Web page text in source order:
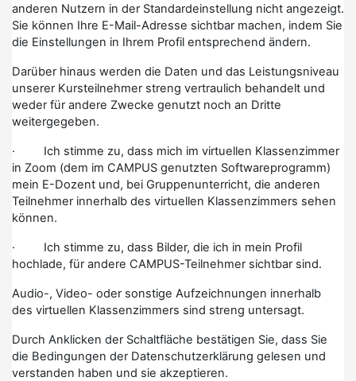
anderen Nutzern in der Standardeinstellung nicht angezeigt.
Sie können Ihre E-Mail-Adresse sichtbar machen, indem Sie
die Einstellungen in Ihrem Profil entsprechend ändern.
Darüber hinaus werden die Daten und das Leistungsniveau
unserer Kursteilnehmer streng vertraulich behandelt und
weder für andere Zwecke genutzt noch an Dritte
weitergegeben.
· Ich stimme zu, dass mich im virtuellen Klassenzimmer
in Zoom (dem im CAMPUS genutzten Softwareprogramm)
mein E-Dozent und, bei Gruppenunterricht, die anderen
Teilnehmer innerhalb des virtuellen Klassenzimmers sehen
können.
· Ich stimme zu, dass Bilder, die ich in mein Profil
hochlade, für andere CAMPUS-Teilnehmer sichtbar sind.
Audio-, Video- oder sonstige Aufzeichnungen innerhalb
des virtuellen Klassenzimmers sind streng untersagt.
Durch Anklicken der Schaltfläche bestätigen Sie, dass Sie
die Bedingungen der Datenschutzerklärung gelesen und
verstanden haben und sie akzeptieren.